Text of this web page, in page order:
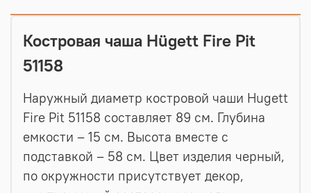
Костровая чаша Hügett Fire Pit
51158
Наружный диаметр костровой чаши Hugett
Fire Pit 51158 составляет 89 см. Глубина
емкости – 15 см. Высота вместе с
подставкой – 58 см. Цвет изделия черный,
по окружности присутствует декор,